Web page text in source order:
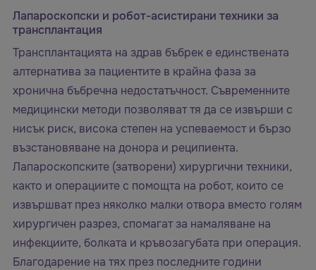
Лапароскопски и робот-асистирани техники за
трансплантация
Трансплантацията на здрав бъбрек е единствената
алтернатива за пациентите в крайна фаза за
хронична бъбречна недостатъчност. Съвременните
медицински методи позволяват тя да се извърши с
нисък риск, висока степен на успеваемост и бързо
възстановяване на донора и реципиента.
Лапароскопските (затворени) хирургични техники,
както и операциите с помощта на робот, които се
извършват през няколко малки отвора вместо голям
хирургичен разрез, спомагат за намаляване на
инфекциите, болката и кръвозагубата при операция.
Благодарение на тях през последните години